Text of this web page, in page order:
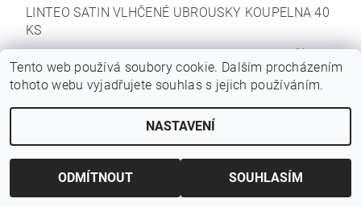
LINTEO SATIN VLHČENÉ UBROUSKY KOUPELNA 40
KS
35 Kč bez DPH
42,35 Kč
42,35 Kč / 1 ks
Hmotnost
Forma
Sprej
Tento web používá soubory cookie. Dalším procházením
tohoto webu vyjadřujete souhlas s jejich používáním.
NASTAVENÍ
ODMÍTNOUT SOUHLASÍM